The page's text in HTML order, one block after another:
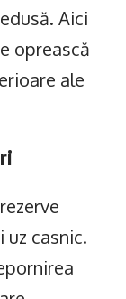
Aici
oprească
ale
uz casnic.